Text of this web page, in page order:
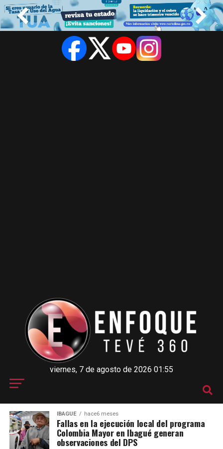
viernes, 7 de agosto de 2026 01:55
IBAGUÉ hace6 meses
Fallas en la ejecución local del programa
Colombia Mayor en Ibagué generan
observaciones del DPS